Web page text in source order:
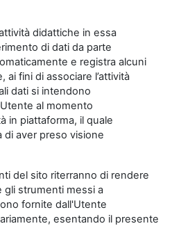
didattiche in essa
di dati da parte
e registra alcuni
fini di associare l’attività
dati si intendono
al momento
in piattaforma, il quale
aver preso visione
del sito riterranno di rendere
gli strumenti messi a
fornite dall'Utente
esentando il presente